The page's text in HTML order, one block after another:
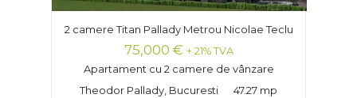
2 camere Titan Pallady Metrou Nicolae Teclu
75,000 € + 21% TVA
Apartament cu 2 camere de vânzare
Theodor Pallady, Bucuresti
47.27 mp